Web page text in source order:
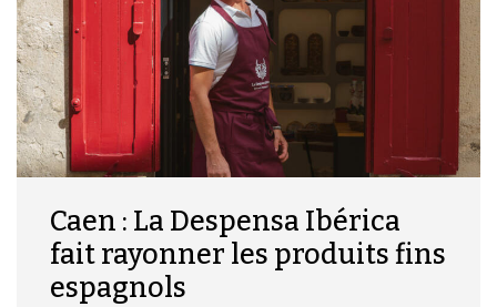
Caen : La Despensa Ibérica
fait rayonner les produits fins
espagnols